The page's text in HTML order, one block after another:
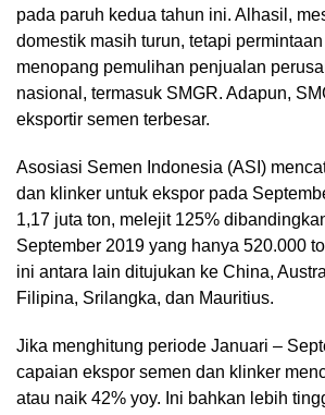
pada paruh kedua tahun ini. Alhasil,
domestik masih turun, tetapi
menopang pemulihan penjualan
nasional, termasuk SMGR. Adapun,
eksportir semen terbesar.
Asosiasi Semen Indonesia (ASI)
dan klinker untuk ekspor pada
1,17 juta ton, melejit 125%
September 2019 yang hanya 520.000
ini antara lain ditujukan ke China,
Filipina, Srilangka, dan Mauritius.
Jika menghitung periode Januari –
capaian ekspor semen dan klinker
atau naik 42% yoy. Ini bahkan lebih